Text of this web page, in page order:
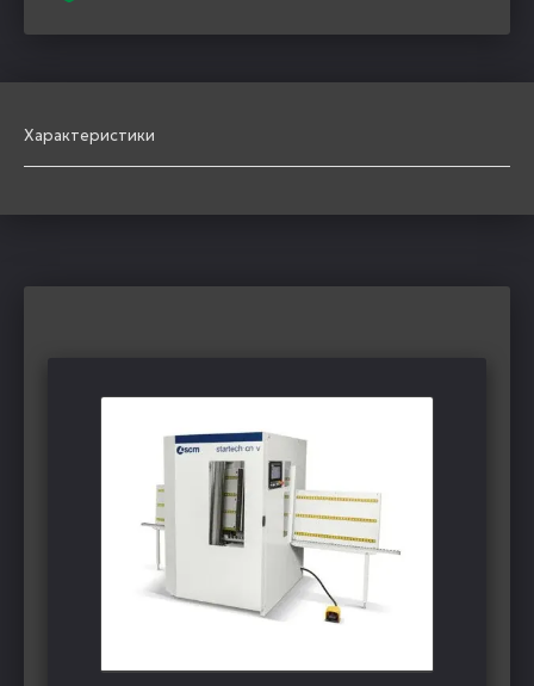
Характеристики